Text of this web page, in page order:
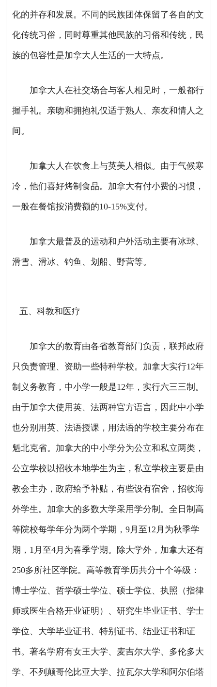
化的并存和发展。不同的民族团体保留了各自的文
化传统习俗，同时尊重其他民族的习俗和传统，民
族的包容性是加拿大人生活的一大特点。
加拿大人在社交场合与客人相见时，一般都行
握手礼。亲吻和拥抱礼仅适于熟人、亲友和情人之
间。
加拿大人在饮食上与英美人相似。由于气候寒
冷，他们喜好烤制食品。加拿大有付小费的习惯，
一般在餐馆按消费额的10-15%支付。
加拿大最普及的运动和户外活动主要有冰球、
滑雪、滑冰、钓鱼、划船、野营等。
五、科教和医疗
加拿大的教育由各省教育部门负责，联邦政府
只负责管理、资助一些特种学校。加拿大实行12年
制义务教育，中小学一般是12年，实行六三三制。
由于加拿大使用英、法两种官方语言，因此中小学
也分别用英、法语授课，用法语的学校主要分布在
魁北克省。加拿大的中小学分为公立和私立两类，
公立学校以招收本地学生为主，私立学校主要是由
教会主办，政府给予补贴，有些设有宿舍，招收海
外学生。加拿大的多数大学采用学分制。全日制高
等院校每学年分为两个学期， 9月至12 月为秋季学
期， 1 月至4月为春季学期。除大学外，加拿大还有
250多所社区学院。高等教育学历共分十个等级：
博士学位、哲学硕士学位、硕士学位、执照（指律
师或医生合格开业证明）、研究生毕业证书、学士
学位、大学毕业证书、特别证书、结业证书和证
书。著名学府有女王大学、麦吉尔大学、多伦多大
学、不列颠哥伦比亚大学、拉瓦尔大学和阿尔伯塔